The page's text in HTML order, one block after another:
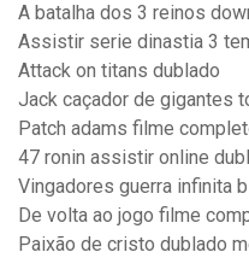
A batalha dos 3 reinos
Assistir serie dinastia 3
Attack on titans dublado
Jack caçador de gigantes
Patch adams filme
47 ronin assistir online
Vingadores guerra infinita
De volta ao jogo filme
Paixão de cristo dublado